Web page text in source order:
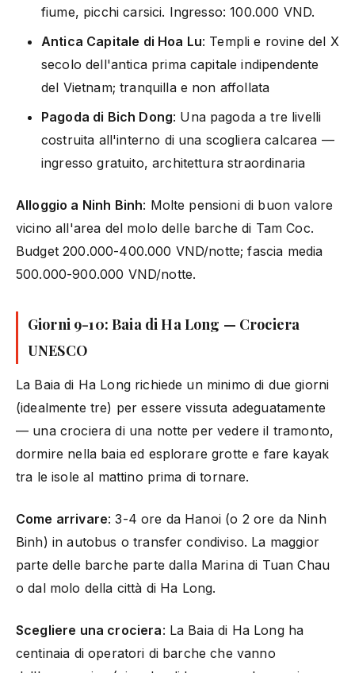
fiume, picchi carsici. Ingresso: 100.000 VND.
Antica Capitale di Hoa Lu: Templi e rovine del X
secolo dell'antica prima capitale indipendente
del Vietnam; tranquilla e non affollata
Pagoda di Bich Dong: Una pagoda a tre livelli
costruita all'interno di una scogliera calcarea —
ingresso gratuito, architettura straordinaria
Alloggio a Ninh Binh: Molte pensioni di buon valore
vicino all'area del molo delle barche di Tam Coc.
Budget 200.000-400.000 VND/notte; fascia media
500.000-900.000 VND/notte.
Giorni 9-10: Baia di Ha Long — Crociera
UNESCO
La Baia di Ha Long richiede un minimo di due giorni
(idealmente tre) per essere vissuta adeguatamente
— una crociera di una notte per vedere il tramonto,
dormire nella baia ed esplorare grotte e fare kayak
tra le isole al mattino prima di tornare.
Come arrivare: 3-4 ore da Hanoi (o 2 ore da Ninh
Binh) in autobus o transfer condiviso. La maggior
parte delle barche parte dalla Marina di Tuan Chau
o dal molo della città di Ha Long.
Scegliere una crociera: La Baia di Ha Long ha
centinaia di operatori di barche che vanno